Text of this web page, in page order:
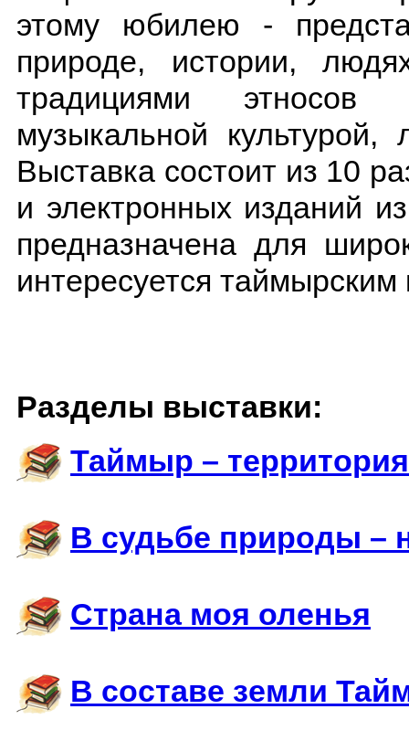
этому юбилею -
природе, истории,
традициями этносов
музыкальной
Выставка состоит из 10
и электронных изданий
предназначена для
интересуется
Разделы выставки:
Таймыр –
В судьбе природы –
Страна моя оленья
В составе земли